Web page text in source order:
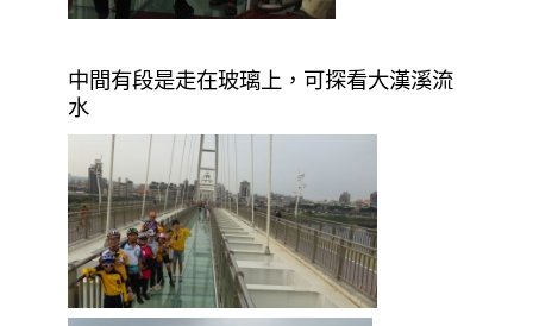
中間有段是走在玻璃上，可探看大漢溪流
水